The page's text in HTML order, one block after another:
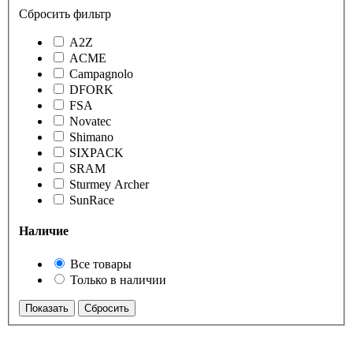
Сбросить фильтр
A2Z
ACME
Campagnolo
DFORK
FSA
Novatec
Shimano
SIXPACK
SRAM
Sturmey Archer
SunRace
Наличие
Все товары
Только в наличии